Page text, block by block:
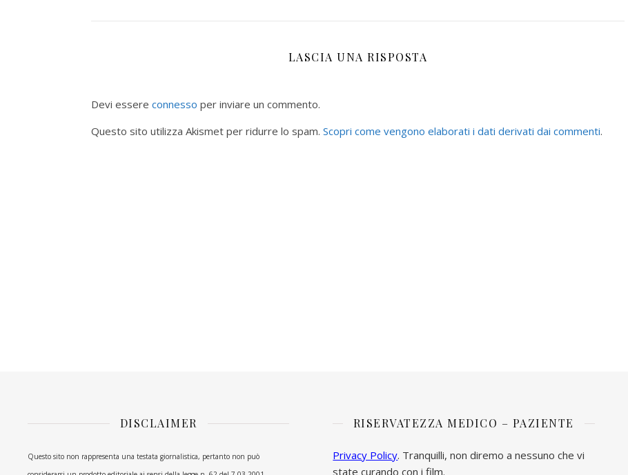
LASCIA UNA RISPOSTA
Devi essere connesso per inviare un commento.
Questo sito utilizza Akismet per ridurre lo spam. Scopri come vengono elaborati i dati derivati dai commenti.
DISCLAIMER
Questo sito non rappresenta una testata giornalistica, pertanto non può
RISERVATEZZA MEDICO – PAZIENTE
Privacy Policy. Tranquilli, non diremo a nessuno che vi
state curando con i film.